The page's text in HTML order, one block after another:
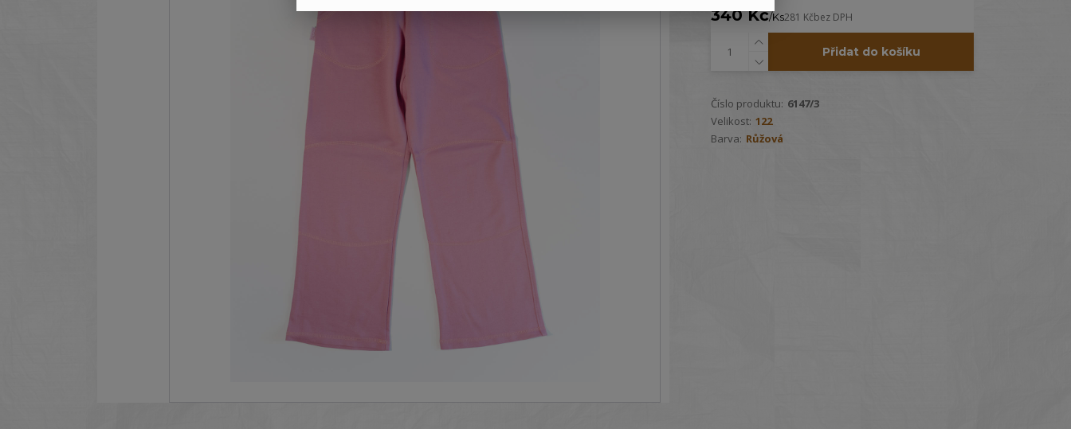
340 Kč/Ks281 Kčbez DPH
Přidat do košíku
Číslo produktu: 6147/3
Velikost: 122
Barva: Růžová